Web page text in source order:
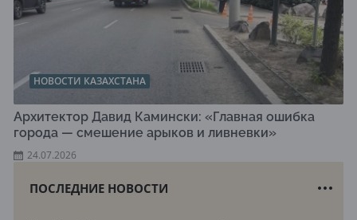
НОВОСТИ КАЗАХСТАНА
Архитектор Давид Камински: «Главная ошибка
города — смешение арыков и ливневки»
24.07.2026
ПОСЛЕДНИЕ НОВОСТИ